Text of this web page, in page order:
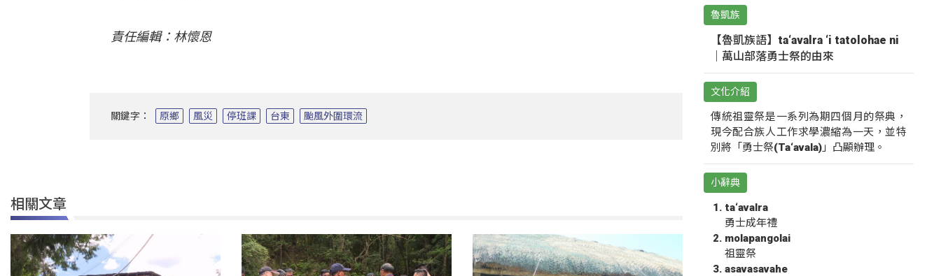
責任編輯：林懷恩
關鍵字： 原鄉 風災 停班課 台東 颱風外圍環流
相關文章
魯凱族
【魯凱族語】ta‘avalra ‘i tatolohae ni
｜萬山部落勇士祭的由來
文化介紹
傳統祖靈祭是一系列為期四個月的祭典，
現今配合族人工作求學濃縮為一天，並特
別將「勇士祭(Ta‘avala)」凸顯辦理。
小辭典
ta‘avalra
勇士成年禮
molapangolai
祖靈祭
asavasavahe